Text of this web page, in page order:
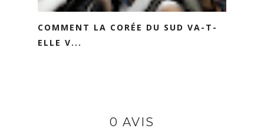
COMMENT LA CORÉE DU SUD VA-T-
ELLE V...
0 AVIS